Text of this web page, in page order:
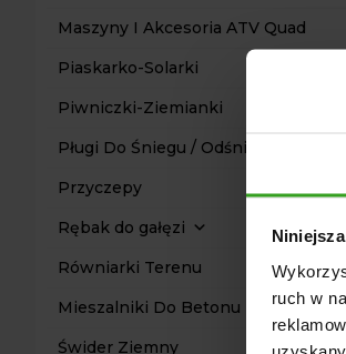
ruch w
Maszyny I Akcesoria ATV Quad
Piaskarko-Solarki
Piwniczki-Ziemianki
Pługi Do Śniegu / Odśnieżarki
Przyczepy
Rębak do gałęzi
Równiarki Terenu
Mieszalniki Do Betonu
Świder Ziemny